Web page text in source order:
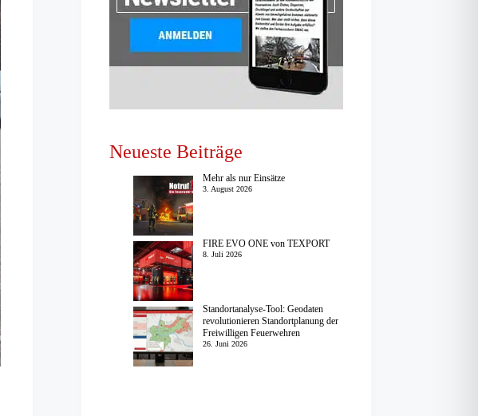
Neueste Beiträge
Mehr als nur Einsätze
3. August 2026
FIRE EVO ONE von TEXPORT
8. Juli 2026
Standortanalyse-Tool: Geodaten
revolutionieren Standortplanung der
Freiwilligen Feuerwehren
26. Juni 2026